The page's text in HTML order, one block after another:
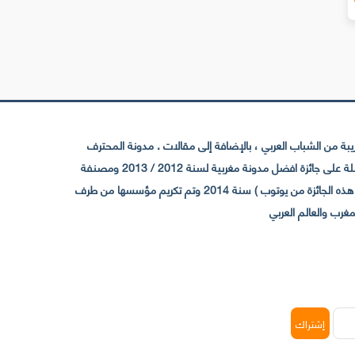
الشباب العربي ، بالإضافة إلى مقالات . مدونة المحترف
تأسست سنة 2009 حيث تستقطب الآن عدد كبير من الزوار من كافة ربوع الوطن العربي ، حيث ان مقرها الرئيسي بالمغرب و مديرها امين رغيب ،حاصلة على جائزة افضل مدونة مغربية لسنة 2012 / 2013 ومصنفة
ضمن افضل 10 مدونات عربية حسب المركز الدولي للصحفيين ICFJ سنة 2013 وحاصلة على الجائزة الفضية من يوتوب (اول قناة مغربية تحصل على هذه الجائزة من يوتوب ) سنة 2014 وتم تكريم مؤسسها من طرف